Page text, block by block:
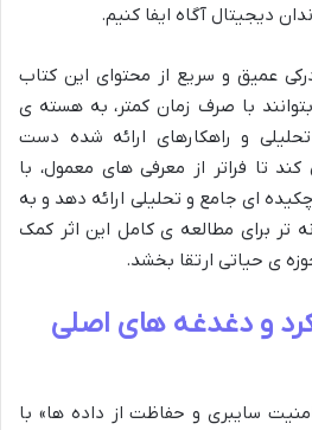
دیجیتال آگاه ایفا کنیم.
عمیق و سریع از محتوای این کتاب
با صرف زمان کمتر، به هسته ی
و راهکارهای ارائه شده دست
تا فراتر از معرفی های معمول، با
ای جامع و تحلیلی ارائه دهد و به
تر برای مطالعه ی کامل این اثر کمک
ی حیاتی ارتقا بخشد.
و دغدغه های اصلی
سایبری و حفاظت از داده ها» با